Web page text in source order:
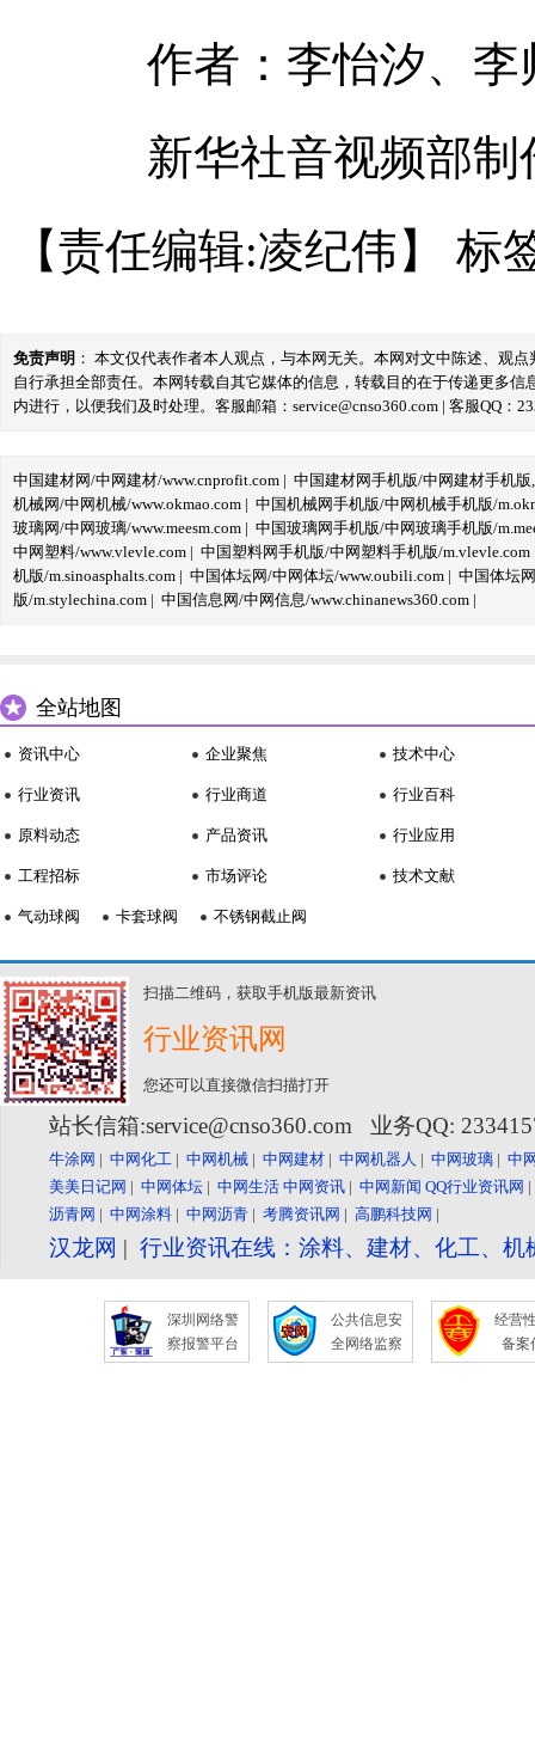
作者：李怡汐、李
新华社音视频部制
【责任编辑:凌纪伟】 标
免责声明 ： 本文仅代表作者本人观点，与本网无关。本网对文中陈述、观
自行承担全部责任。本网转载自其它媒体的信息，转载目的在于传递更多
内进行，以便我们及时处理。客服邮箱：service@cnso360.com | 客服QQ：
中国建材网/中网建材/www.cnprofit.com | 中国建材网手机版/中网建材手机版
机械网/中网机械/www.okmao.com | 中国机械网手机版/中网机械手机版/
玻璃网/中网玻璃/www.meesm.com | 中国玻璃网手机版/中网玻璃手机版/
中网塑料/www.vlevle.com | 中国塑料网手机版/中网塑料手机版/m.vlevle.com
机版/m.sinoasphalts.com | 中国体坛网/中网体坛/www.oubili.com | 中国体坛
版/m.stylechina.com | 中国信息网/中网信息/www.chinanews360.com |
全站地图
资讯中心
行业资讯
原料动态
工程招标
企业聚焦
行业商道
产品资讯
市场评论
技术中心
行业百科
行业应用
技术文献
气动球阀 卡套球阀 不锈钢截止阀
扫描二维码，获取手机版最新资讯
行业资讯网
您还可以直接微信扫描打开
站长信箱:service@cnso360.com 业务QQ:
牛涂网 | 中网化工 | 中网机械 | 中网建材 | 中网机器人 | 中网玻璃 | 中
美美日记网 | 中网体坛 | 中网生活 中网资讯 | 中网新闻 QQ行业资讯网
沥青网 | 中网涂料 | 中网沥青 | 考腾资讯网 | 高鹏科技网 |
汉龙网 | 行业资讯在线：涂料、建材、化工、
深圳网络警
察报警平台
公共信息安
全网络监察
经营
备案